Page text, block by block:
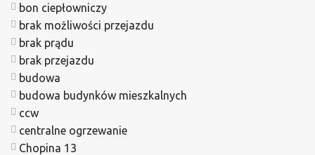
bon ciepłowniczy
brak możliwości przejazdu
brak prądu
brak przejazdu
budowa
budowa budynków mieszkalnych
ccw
centralne ogrzewanie
Chopina 13